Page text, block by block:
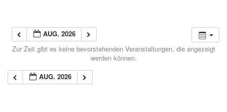
AUG. 2026
Zur Zeit gibt es keine bevorstehenden Veranstaltungen, die angezeigt
werden können.
AUG. 2026